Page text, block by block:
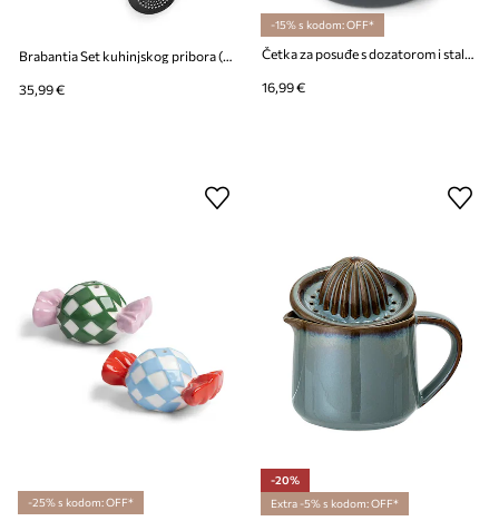
35,99 €
-15% s kodom: OFF*
Četka za posuđe s dozatorom i stalkom Joseph Joseph Palm Scrub™
16,99 €
-25% s kodom: OFF*
-20%
Extra -5% s kodom: OFF*